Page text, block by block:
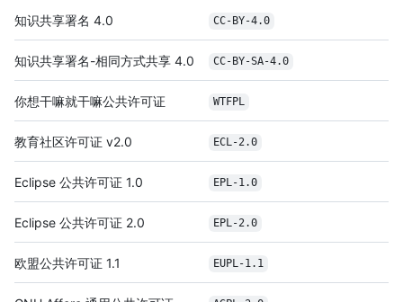
知识共享署名 4.0 CC-BY-4.0
知识共享署名-相同方式共享 4.0 CC-BY-SA-4.0
你想干嘛就干嘛公共许可证 WTFPL
教育社区许可证 v2.0 ECL-2.0
Eclipse 公共许可证 1.0 EPL-1.0
Eclipse 公共许可证 2.0 EPL-2.0
欧盟公共许可证 1.1 EUPL-1.1